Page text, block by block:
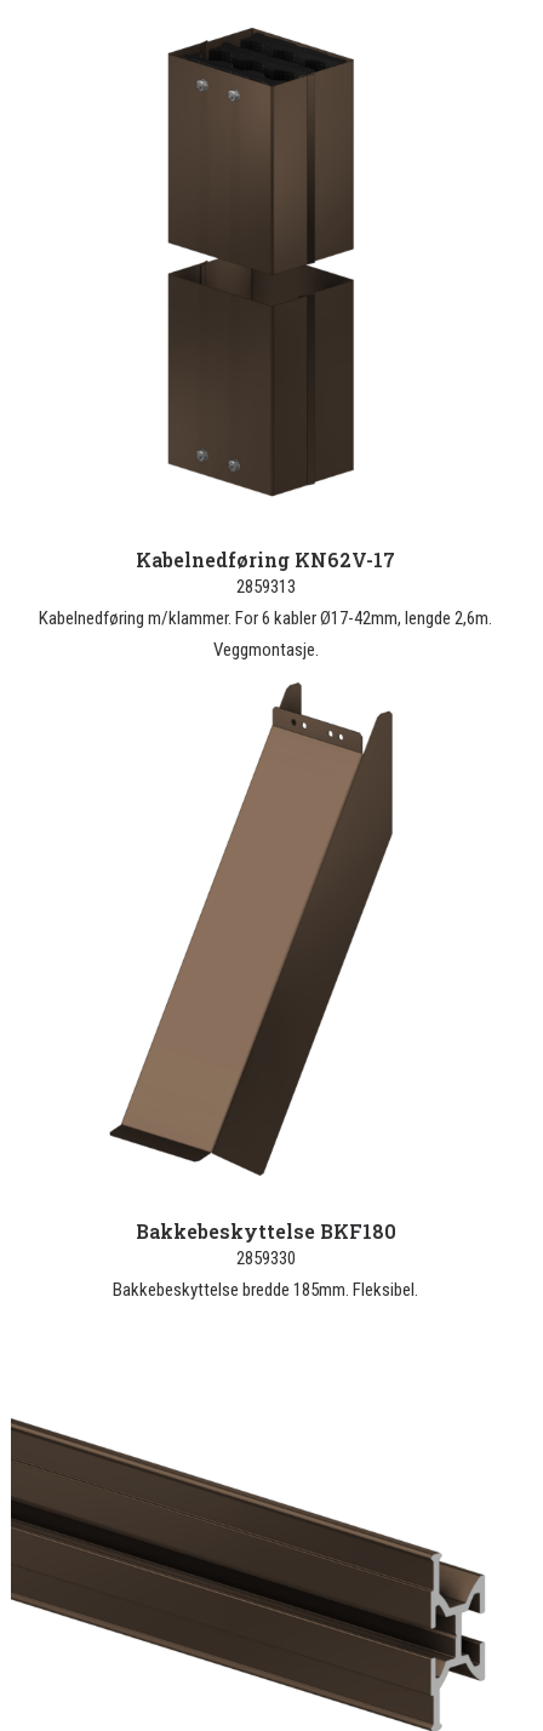
Kabelnedføring KN62V-17
2859313
Kabelnedføring m/klammer. For 6 kabler Ø17-42mm, lengde 2,6m.
Veggmontasje.
Bakkebeskyttelse BKF180
2859330
Bakkebeskyttelse bredde 185mm. Fleksibel.